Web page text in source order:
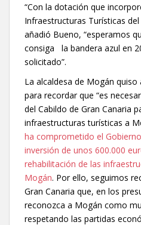
“Con la dotación que
Infraestructuras Turísticas
añadió Bueno, “esperamos
consiga la bandera azul en
solicitado”.
La alcaldesa de Mogán
para recordar que “es
del Cabildo de Gran Canaria
infraestructuras turísticas a
ha comprometido el
inversión de unos 600.000
rehabilitación de las
Mogán. Por ello, seguimos
Gran Canaria que, en los
reconozca a Mogán como
respetando las partidas